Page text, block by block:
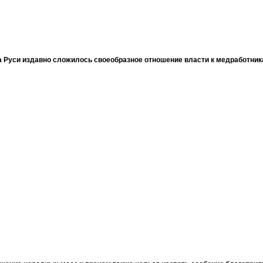
Руси издавно сложилось своеобразное отношение власти к